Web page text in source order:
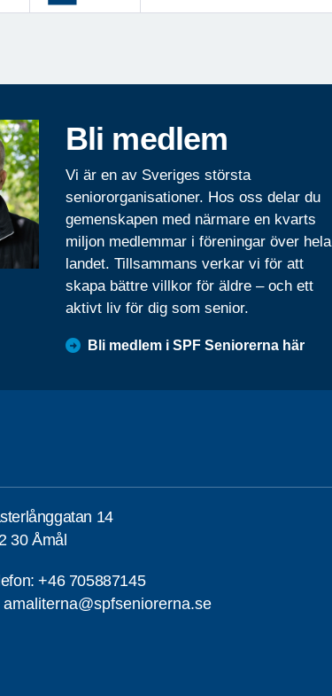
Bli medlem
Vi är en av Sveriges största
seniororganisationer. Hos oss delar du
gemenskapen med närmare en kvarts
miljon medlemmar i föreningar över hela
landet. Tillsammans verkar vi för att
skapa bättre villkor för äldre – och ett
aktivt liv för dig som senior.
Bli medlem i SPF Seniorerna här
14
30 Åmål
+46 705887145
amaliterna@spfseniorerna.se